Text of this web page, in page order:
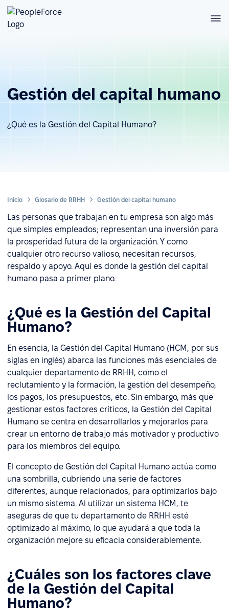
Gestión del capital humano
¿Qué es la Gestión del Capital Humano?
Inicio Glosario de RRHH Gestión del capital humano
Las personas que trabajan en tu empresa son algo más
que simples empleados; representan una inversión para
la prosperidad futura de la organización. Y como
cualquier otro recurso valioso, necesitan recursos,
respaldo y apoyo. Aquí es donde la gestión del capital
humano pasa a primer plano.
¿Qué es la Gestión del Capital
Humano?
En esencia, la Gestión del Capital Humano (HCM, por sus
siglas en inglés) abarca las funciones más esenciales de
cualquier departamento de RRHH, como el
reclutamiento y la formación, la gestión del desempeño,
los pagos, los presupuestos, etc. Sin embargo, más que
gestionar estos factores críticos, la Gestión del Capital
Humano se centra en desarrollarlos y mejorarlos para
crear un entorno de trabajo más motivador y productivo
para los miembros del equipo.
El concepto de Gestión del Capital Humano actúa como
una sombrilla, cubriendo una serie de factores
diferentes, aunque relacionados, para optimizarlos bajo
un mismo sistema. Al utilizar un sistema HCM, te
aseguras de que tu departamento de RRHH esté
optimizado al máximo, lo que ayudará a que toda la
organización mejore su eficacia considerablemente.
¿Cuáles son los factores clave
de la Gestión del Capital
Humano?